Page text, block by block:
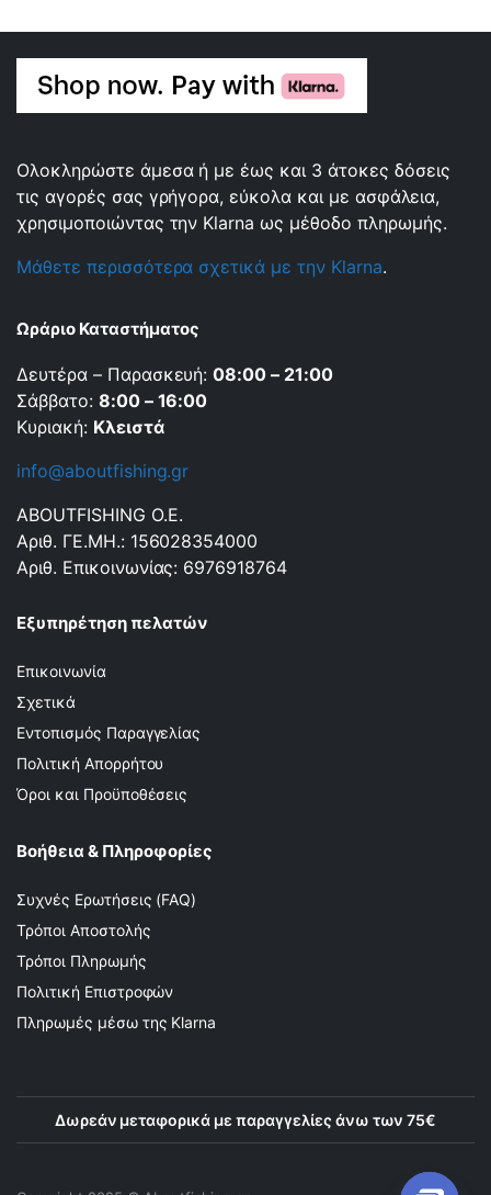
Ολοκληρώστε άμεσα ή με έως και 3 άτοκες δόσεις
τις αγορές σας γρήγορα, εύκολα και με ασφάλεια,
χρησιμοποιώντας την Klarna ως μέθοδο πληρωμής.
Μάθετε περισσότερα σχετικά με την Klarna.
Ωράριο Καταστήματος
Δευτέρα – Παρασκευή:08:00 – 21:00
Σάββατο: 8:00 – 16:00
Κυριακή: Κλειστά
info@aboutfishing.gr
ABOUTFISHING Ο.Ε.
Αριθ. ΓΕ.ΜΗ.: 156028354000
Αριθ. Επικοινωνίας: 6976918764
Εξυπηρέτηση πελατών
Επικοινωνία
Σχετικά
Εντοπισμός Παραγγελίας
Πολιτική Απορρήτου
Όροι και Προϋποθέσεις
Βοήθεια & Πληροφορίες
Συχνές Ερωτήσεις (FAQ)
Τρόποι Αποστολής
Τρόποι Πληρωμής
Πολιτική Επιστροφών
Πληρωμές μέσω της Klarna
Δωρεάν μεταφορικά με παραγγελίες άνω των 75€